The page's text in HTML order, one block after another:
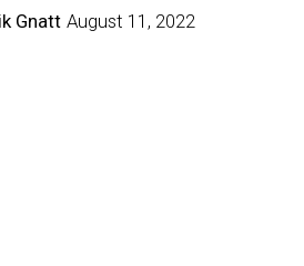
Gnatt August 11, 2022